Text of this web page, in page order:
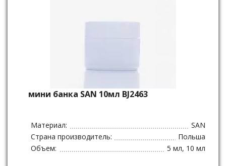
мини банка SAN 10мл BJ2463
Материал:
SAN
Страна производитель:
Польша
Объем:
5 мл, 10 мл